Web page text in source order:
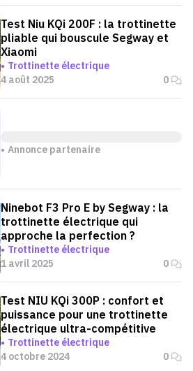
Test Niu KQi 200F : la trottinette
pliable qui bouscule Segway et
Xiaomi
Trottinette électrique
4 août 2025
Ninebot F3 Pro E by Segway : la
trottinette électrique qui
approche la perfection ?
Trottinette électrique
1 avril 2025
Test NIU KQi 300P : confort et
puissance pour une trottinette
électrique ultra-compétitive
Trottinette électrique
4 octobre 2024